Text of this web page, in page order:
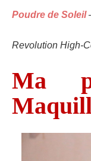
Poudre de Soleil
Revolution High-
Ma